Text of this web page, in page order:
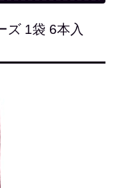
ズ 1袋 6本入